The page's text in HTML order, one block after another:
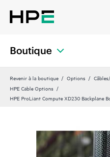
Boutique
Revenir à la boutique Options
HPE Cable Options
HPE ProLiant Compute XD230 Backplane